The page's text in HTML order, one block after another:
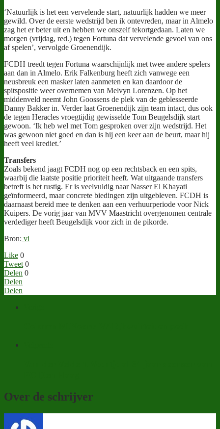
‘Natuurlijk is het een vervelende start, natuurlijk hadden we meer
gewild. Over de eerste wedstrijd ben ik ontevreden, maar in Almelo
zag het er beter uit en hebben we onszelf tekortgedaan. Laten we
morgen (vrijdag, red.) tegen Fortuna dat vervelende gevoel van ons
af spelen’, vervolgde Groenendijk.
FCDH treedt tegen Fortuna waarschijnlijk met twee andere spelers
aan dan in Almelo. Erik Falkenburg heeft zich vanwege een
neusbreuk een masker laten aanmeten en kan daardoor de
spitspositie weer overnemen van Melvyn Lorenzen. Op het
middenveld neemt John Goossens de plek van de geblesseerde
Danny Bakker in. Verder laat Groenendijk zijn team intact, dus ook
de tegen Heracles vroegtijdig gewisselde Tom Beugelsdijk start
gewoon. ‘Ik heb wel met Tom gesproken over zijn wedstrijd. Het
was gewoon niet goed en dan is hij een keer aan de beurt, maar hij
heeft veel krediet.’
Transfers
Zoals bekend jaagt FCDH nog op een rechtsback en een spits,
waarbij die laatste positie prioriteit heeft. Wat uitgaande transfers
betreft is het rustig. Er is veelvuldig naar Nasser El Khayati
geïnformeerd, maar concrete biedingen zijn uitgebleven. FCDH is
daarnaast bereid mee te denken aan een verhuurperiode voor Nick
Kuipers. De vorig jaar van MVV Maastricht overgenomen centrale
verdediger heeft Beugelsdijk voor zich in de pikorde.
Bron: vi
Like 0
Tweet 0
Delen 0
Delen
Delen
Over de schrijver